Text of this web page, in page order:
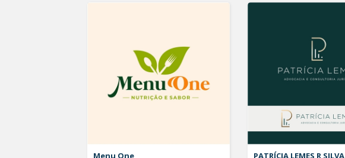
Menu One
PATRÍCIA LEMES R SILVA